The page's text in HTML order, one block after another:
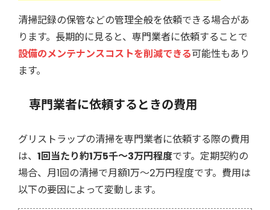
清掃記録の保管などの管理全般を依頼できる場合があ
ります。長期的に見ると、専門業者に依頼することで
設備のメンテナンスコストを削減できる可能性もあり
ます。
専門業者に依頼するときの費用
グリストラップの清掃を専門業者に依頼する際の費用
は、1回当たり約1万5千～3万円程度です。定期契約の
場合、月1回の清掃で月額1万～2万円程度です。費用は
以下の要因によって変動します。